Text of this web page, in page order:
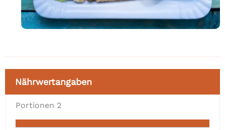
Nährwertangaben
Portionen 2